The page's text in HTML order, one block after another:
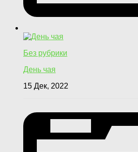
Без рубрики
День чая
15 Дек, 2022